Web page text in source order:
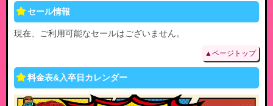
セール情報
現在、ご利用可能なセールはございません。
▲ページトップ
料金表&入卒日カレンダー